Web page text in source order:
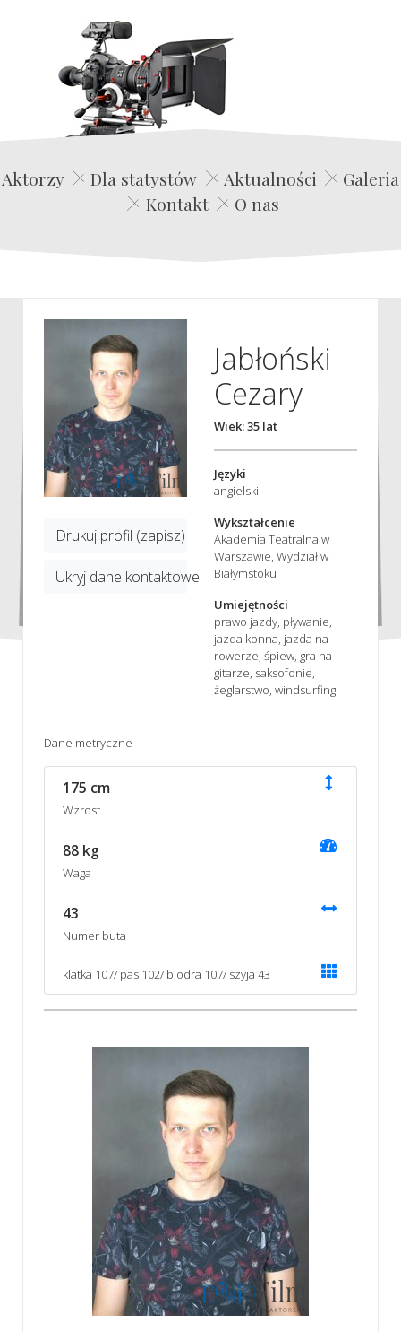
Edwin Film Agencja Aktorska
Aktorzy Dla statystów Aktualności
Galeria
Kontakt
O nas
Drukuj profil (zapisz)
Ukryj dane kontaktowe
Jabłoński
Cezary
Wiek: 35 lat
Języki
angielski
Wykształcenie
Akademia Teatralna w
Warszawie, Wydział w
Białymstoku
Umiejętności
prawo jazdy, pływanie,
jazda konna, jazda na
rowerze, śpiew, gra na
gitarze, saksofonie,
żeglarstwo, windsurfing
Dane metryczne
175 cm
Wzrost
88 kg
Waga
43
Numer buta
klatka 107/ pas 102/ biodra 107/ szyja 43